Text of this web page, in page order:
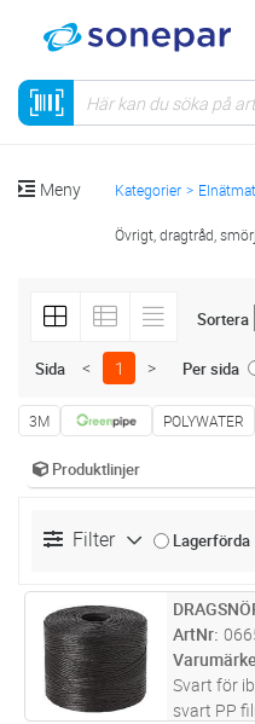
Meny Kategorier
Övrigt, dragtråd,
Sortera
Sida < 1 > Per sida
3M POLYWATER
Produktlinjer
Filter Lagerförda
ST
ArtNr
Varumärke
Svart för
svart PP